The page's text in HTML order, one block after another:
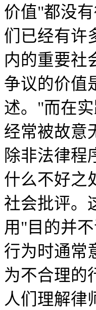
价值"都没
们已经有许
内的重要社
争议的价值
述。"而在
经常被故意
除非法律程
什么不好之
社会批评。
用"目的并
行为时通常
为不合理的
人们理解律